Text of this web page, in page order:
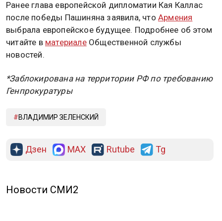
Ранее глава европейской дипломатии Кая Каллас
после победы Пашиняна заявила, что Армения
выбрала европейское будущее. Подробнее об этом
читайте в материалеОбщественной службы
новостей.
*Заблокирована на территории РФ по требованию
Генпрокуратуры
ВЛАДИМИР ЗЕЛЕНСКИЙ
Дзен MAX Rutube Tg
Новости СМИ2